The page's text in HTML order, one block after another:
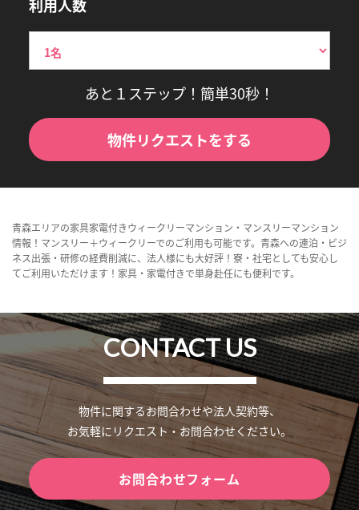
利用人数
あと１ステップ！簡単30秒！
物件リクエストをする
青森エリアの家具家電付きウィークリーマンション・マンスリーマンション
情報！マンスリー＋ウィークリーでのご利用も可能です。青森への連泊・ビジ
ネス出張・研修の経費削減に、法人様にも大好評！寮・社宅としても安心し
てご利用いただけます！家具・家電付きで単身赴任にも便利です。
CONTACT US
物件に関するお問合わせや法人契約等、
お気軽にリクエスト・お問合わせください。
お問合わせフォーム